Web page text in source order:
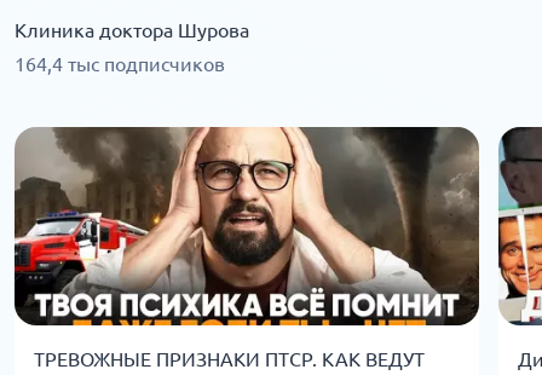
Клиника доктора Шурова
164,4 тыс подписчиков
ТРЕВОЖНЫЕ ПРИЗНАКИ ПТСР. КАК ВЕДУТ